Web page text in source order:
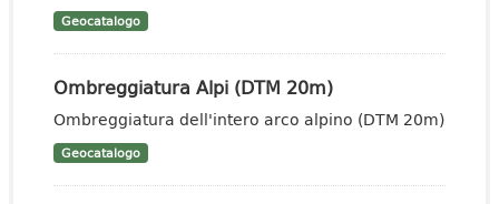
Geocatalogo
Ombreggiatura Alpi (DTM 20m)
Ombreggiatura dell'intero arco alpino (DTM 20m)
Geocatalogo